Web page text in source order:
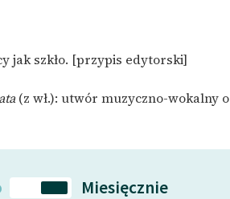
jak szkło. [przypis edytorski]
(z wł.): utwór muzyczno-wokalny
Miesięcznie